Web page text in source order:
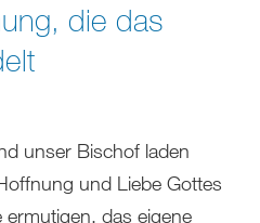
die das
unser Bischof laden
und Liebe Gottes
das eigene